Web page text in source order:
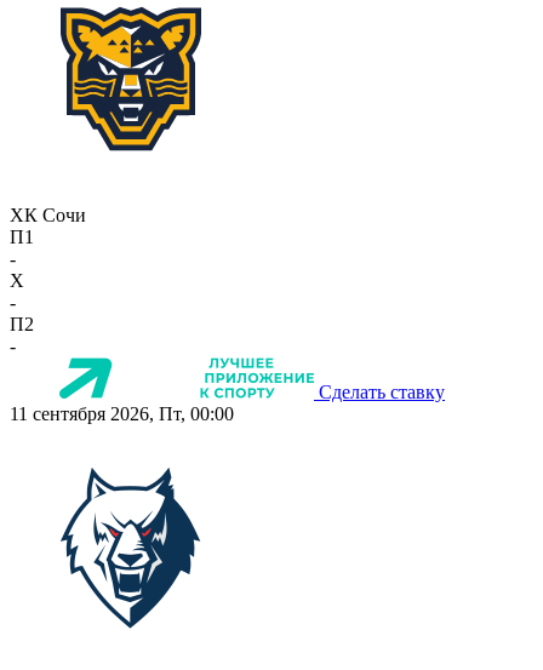
ХК Сочи
П1
-
X
-
П2
-
Сделать ставку
11 сентября 2026, Пт, 00:00